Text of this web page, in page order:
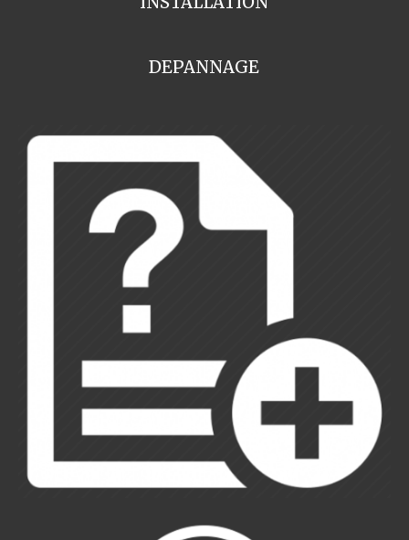
DEPANNAGE